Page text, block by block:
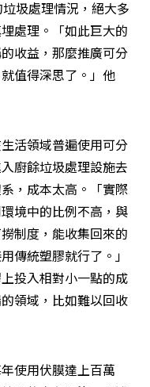
垃圾處理情況，絕大多
處理。「如此巨大的
收益，那麼推廣可分
值得深思了。」他
活領域普遍使用可分
廚餘垃圾處理設施去
，成本太高。「實際
境中的比例不高，與
制度，能收集回來的
傳統塑膠就行了。」
投入相對小一點的成
領域，比如難以回收
使用伏膜達上百萬